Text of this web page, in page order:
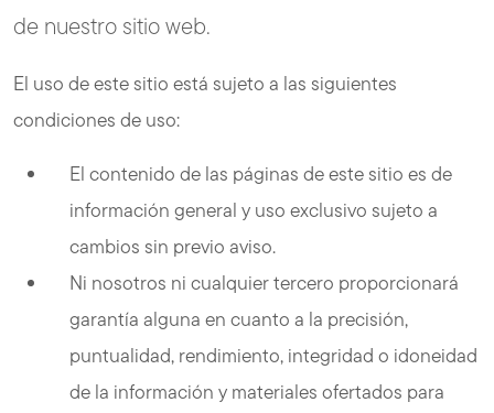
de nuestro sitio web.
El uso de este sitio está sujeto a las siguientes
condiciones de uso:
El contenido de las páginas de este sitio es de
información general y uso exclusivo sujeto a
cambios sin previo aviso.
Ni nosotros ni cualquier tercero proporcionará
garantía alguna en cuanto a la precisión,
puntualidad, rendimiento, integridad o idoneidad
de la información y materiales ofertados para